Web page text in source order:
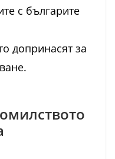
с българите
допринасят за